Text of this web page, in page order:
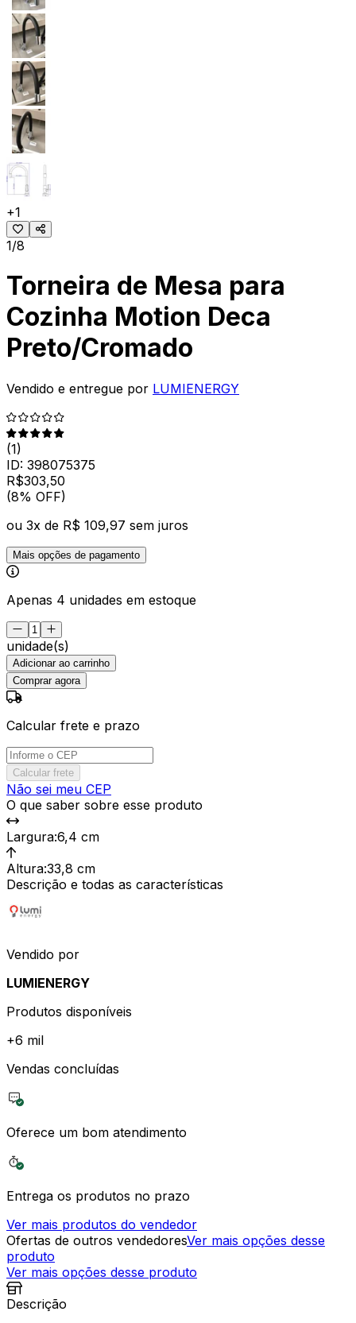
+1
1/8
Torneira de Mesa para
Cozinha Motion Deca
Preto/Cromado
Vendido e entregue por LUMIENERGY
(1)
ID: 398075375
R$303,50
(8% OFF)
ou 3x de R$ 109,97 sem juros
Mais opções de pagamento
Apenas 4 unidades em estoque
unidade(s)
Adicionar ao carrinho
Comprar agora
Calcular frete e prazo
Calcular frete
Não sei meu CEP
O que saber sobre esse produto
Largura:6,4 cm
Altura:33,8 cm
Descrição e todas as características
Vendido por
LUMIENERGY
Produtos disponíveis
+6 mil
Vendas concluídas
Oferece um bom atendimento
Entrega os produtos no prazo
Ver mais produtos do vendedor
Ofertas de outros vendedoresVer mais opções desse
produto
Ver mais opções desse produto
Descrição